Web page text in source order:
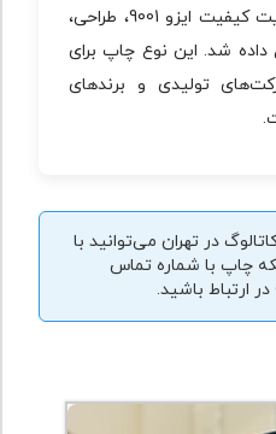
رعایت استانداردهای مدیریت کیفیت ایزو 9001، طراحی،
شد. این نوع چاپ برای
تولیدی و برندهای
در تهران می‌توانید با
چاپ با شماره تماس
در ارتباط باشید.